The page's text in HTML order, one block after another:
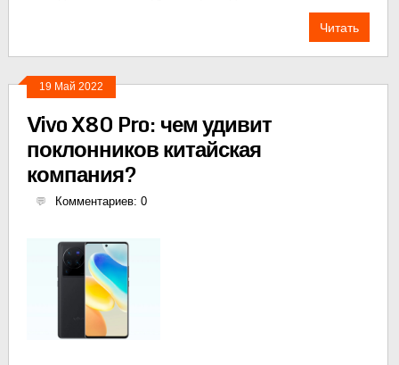
Читать
19 Май 2022
Vivo X80 Pro: чем удивит
поклонников китайская
компания?
Комментариев: 0